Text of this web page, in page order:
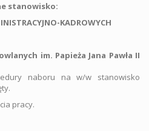
stanowisko:
KADROWYCH
im. Papieża Jana Pawła II
naboru na w/w stanowisko
pracy.